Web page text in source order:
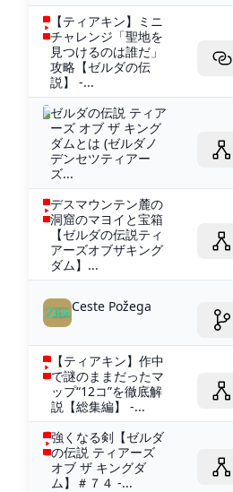
【ティアキン】ミニ
チャレンジ「聖地を
見つけるのは誰だ」
攻略【ゼルダの伝
説】 -...
ゼルダの伝説 ティア
ーズ オブ ザ キング
ダムとは (ゼルダノ
デンセツティアー
ズ...
デスマウンテン麓の
洞窟のマヨイと宝箱
【ゼルダの伝説ティ
アーズオブザキング
ダム】...
Ceste Požega
【ティアキン】作中
で謎のままだったマ
ップ“12コ”を徹底解
説【総集編】 -...
強くなる剣【ゼルダ
の伝説 ティアーズ
オブ ザ キングダ
ム】＃７４ -...